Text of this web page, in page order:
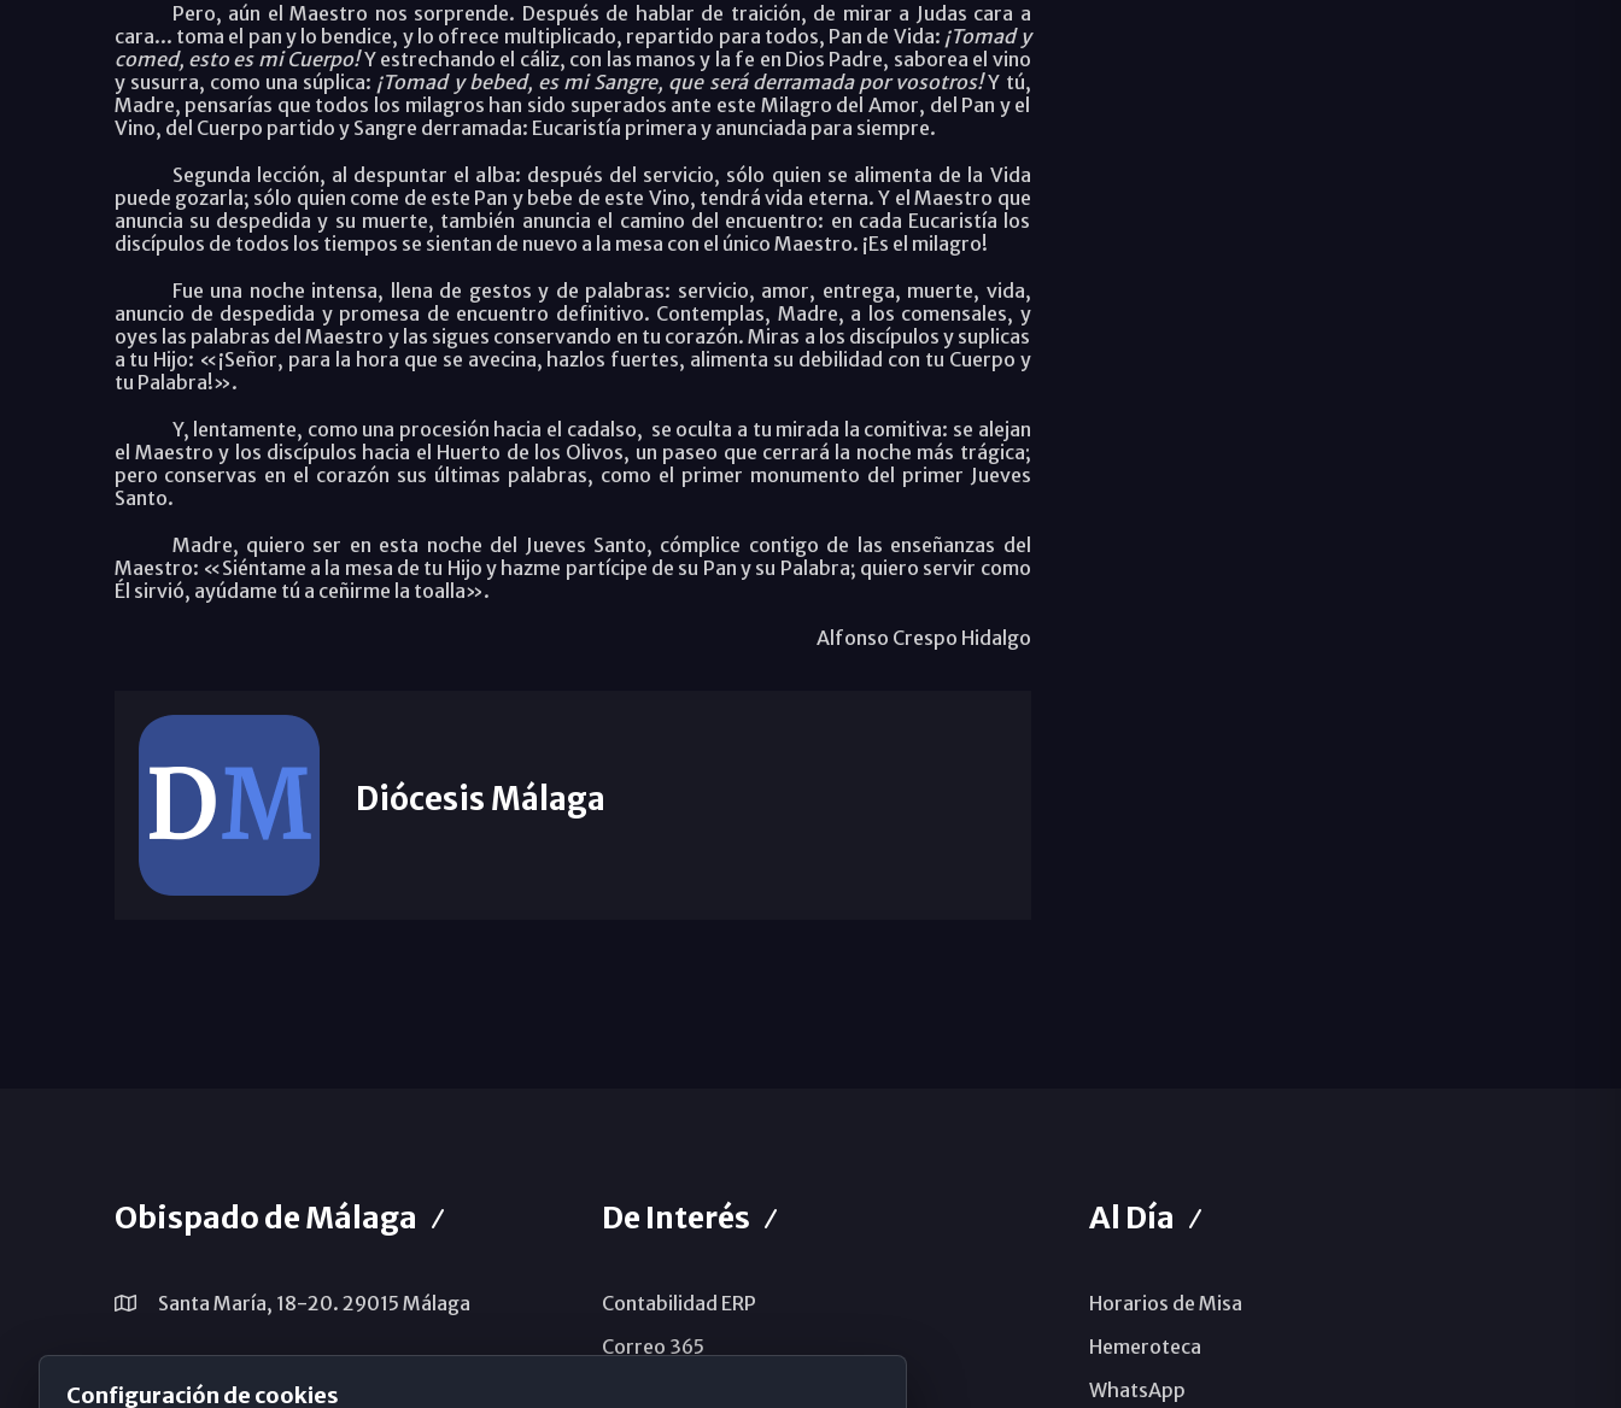
Pero, aún el Maestro nos sorprende. Después de hablar de traición, de mirar a Judas cara a
cara... toma el pan y lo bendice, y lo ofrece multiplicado, repartido para todos, Pan de Vida: ¡Tomad y
comed, esto es mi Cuerpo!Y estrechando el cáliz, con las manos y la fe en Dios Padre, saborea el vino
y susurra, como una súplica: ¡Tomad y bebed, es mi Sangre, que será derramada por vosotros!Y tú,
Madre, pensarías que todos los milagros han sido superados ante este Milagro del Amor, del Pan y el
Vino, del Cuerpo partido y Sangre derramada: Eucaristía primera y anunciada para siempre.
Segunda lección, al despuntar el alba: después del servicio, sólo quien se alimenta de la Vida
puede gozarla; sólo quien come de este Pan y bebe de este Vino, tendrá vida eterna. Y el Maestro que
anuncia su despedida y su muerte, también anuncia el camino del encuentro: en cada Eucaristía los
discípulos de todos los tiempos se sientan de nuevo a la mesa con el único Maestro. ¡Es el milagro!
Fue una noche intensa, llena de gestos y de palabras: servicio, amor, entrega, muerte, vida,
anuncio de despedida y promesa de encuentro definitivo. Contemplas, Madre, a los comensales, y
oyes las palabras del Maestro y las sigues conservando en tu corazón. Miras a los discípulos y suplicas
a tu Hijo: «¡Señor, para la hora que se avecina, hazlos fuertes, alimenta su debilidad con tu Cuerpo y
tu Palabra!».
Y, lentamente, como una procesión hacia el cadalso, se oculta a tu mirada la comitiva: se alejan
el Maestro y los discípulos hacia el Huerto de los Olivos, un paseo que cerrará la noche más trágica;
pero conservas en el corazón sus últimas palabras, como el primer monumento del primer Jueves
Santo.
Madre, quiero ser en esta noche del Jueves Santo, cómplice contigo de las enseñanzas del
Maestro: «Siéntame a la mesa de tu Hijo y hazme partícipe de su Pan y su Palabra; quiero servir como
Él sirvió, ayúdame tú a ceñirme la toalla».
Alfonso Crespo Hidalgo
Diócesis Málaga
Obispado de Málaga
Santa María, 18-20. 29015 Málaga
De Interés
Contabilidad ERP
Correo 365
Al Día
Horarios de Misa
Hemeroteca
WhatsApp
Configuración de cookies